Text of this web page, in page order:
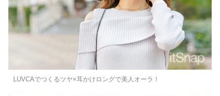
LUVCAでつくるツヤ×耳かけロングで美人オーラ！